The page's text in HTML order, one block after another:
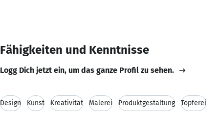
Fähigkeiten und Kenntnisse
Logg Dich jetzt ein, um das ganze Profil zu sehen.
Design Kunst Kreativität Malerei Produktgestaltung Töpferei